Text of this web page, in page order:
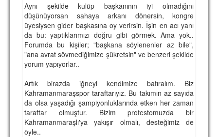
Aynı şekilde kulüp başkanının iyi olmadığını
düşünüyorsan sahaya arkanı dönersin, kongre
üyesiysen gider başkasına oy verirsin. İşin en acı yanı
da bu: yaptıklarımızı doğru gibi görmek. Ama yok..
Forumda bu kişiler; "başkana söylenenler az bile",
"ana avrat sövmediğimize şükretsin" ve benzeri şekilde
yorum yapıyorlar..
Artık birazda iğneyi kendimize batıralım. Biz
Kahramanmaraşspor taraftarıyız. Bu takımın az sayıda
da olsa yaşadığı şampiyonluklarında etken her zaman
taraftar olmuştur. Bizim protestomuzda bir
Kahramanmaraşlı'ya yakışır olmalı, desteğimiz de
öyle..